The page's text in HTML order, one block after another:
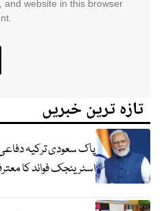
and website in this browser
تازہ ترین خبریں
پاک سعودی ترکیہ
اسٹریٹجک فوائد کا